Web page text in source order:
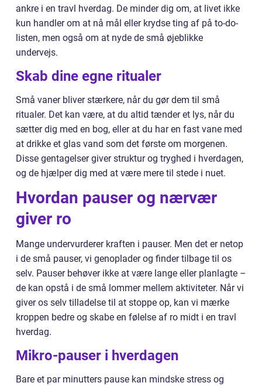
ankre i en travl hverdag. De minder dig om, at livet ikke
kun handler om at nå mål eller krydse ting af på to-do-
listen, men også om at nyde de små øjeblikke
undervejs.
Skab dine egne ritualer
Små vaner bliver stærkere, når du gør dem til små
ritualer. Det kan være, at du altid tænder et lys, når du
sætter dig med en bog, eller at du har en fast vane med
at drikke et glas vand som det første om morgenen.
Disse gentagelser giver struktur og tryghed i hverdagen,
og de hjælper dig med at være mere til stede i nuet.
Hvordan pauser og nærvær
giver ro
Mange undervurderer kraften i pauser. Men det er netop
i de små pauser, vi genoplader og finder tilbage til os
selv. Pauser behøver ikke at være lange eller planlagte –
de kan opstå i de små lommer mellem aktiviteter. Når vi
giver os selv tilladelse til at stoppe op, kan vi mærke
kroppen bedre og skabe en følelse af ro midt i en travl
hverdag.
Mikro-pauser i hverdagen
Bare et par minutters pause kan mindske stress og